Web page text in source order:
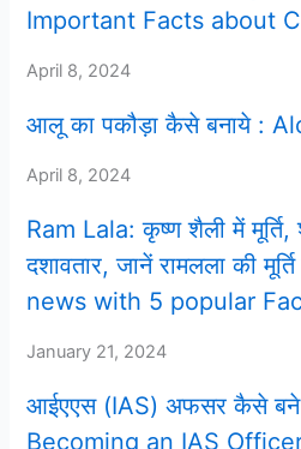
Important Facts about
April 8, 2024
आलू का पकौड़ा कैसे बनाये :
April 8, 2024
Ram Lala: कृष्ण शैली में
दशावतार, जानें रामलला की
news with 5 popular
January 21, 2024
आईएएस (IAS) अफसर कैसे
Becoming an IAS